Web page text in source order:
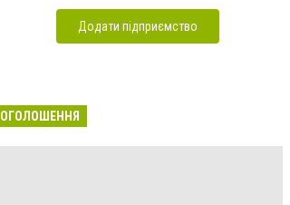
Додати підприємство
ОГОЛОШЕННЯ